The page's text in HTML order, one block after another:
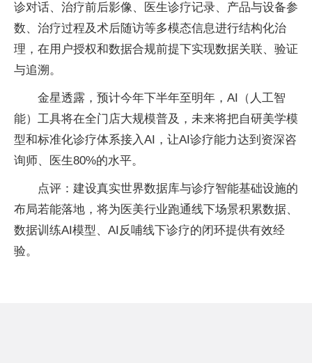
诊对话、治疗前后影像、医生诊疗记录、产品与设备参
数、治疗过程及术后随访等多模态信息进行结构化治
理，在用户授权和数据合规前提下实现数据关联、验证
与追溯。
金星透露，预计今年下半年至明年，AI（人工智
能）工具将在全门店大规模普及，未来将把自研美学模
型和标准化诊疗体系接入AI，让AI诊疗能力达到资深咨
询师、医生80%的水平。
点评：建设真实世界数据库与诊疗智能基础设施的
布局若能落地，将为医美行业跑通线下场景积累数据、
数据训练AI模型、AI反哺线下诊疗的闭环提供有效经
验。